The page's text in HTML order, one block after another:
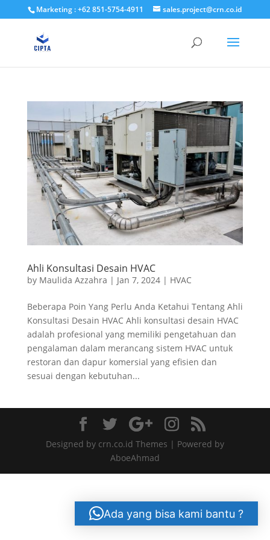
Marketing : +62 851-5754-4911 sales.project@crn.co.id
Ahli Konsultasi Desain HVAC
by Maulida Azzahra | Jan 7, 2024| HVAC
Beberapa Poin Yang Perlu Anda Ketahui Tentang Ahli
Konsultasi Desain HVAC Ahli konsultasi desain HVAC
adalah profesional yang memiliki pengetahuan dan
pengalaman dalam merancang sistem HVAC untuk
restoran dan dapur komersial yang efisien dan
sesuai dengan kebutuhan...
Designed by crn.co.id Themes | Powered by
AboeAhmad
Ada yang bisa kami bantu ?